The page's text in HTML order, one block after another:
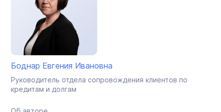
Боднар Евгения Ивановна
Руководитель отдела сопровождения клиентов по
кредитам и долгам